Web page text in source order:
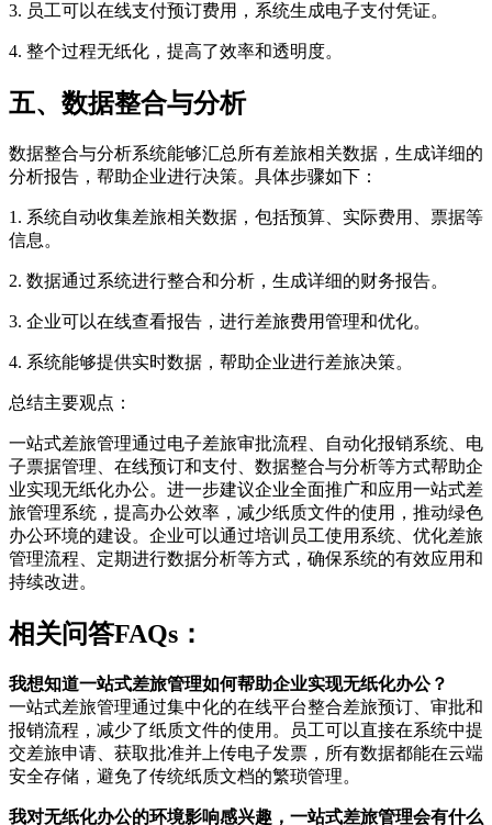
3. 员工可以在线支付预订费用，系统生成电子支付凭证。
4. 整个过程无纸化，提高了效率和透明度。
五、数据整合与分析
数据整合与分析系统能够汇总所有差旅相关数据，生成详细的
分析报告，帮助企业进行决策。具体步骤如下：
1. 系统自动收集差旅相关数据，包括预算、实际费用、票据等
信息。
2. 数据通过系统进行整合和分析，生成详细的财务报告。
3. 企业可以在线查看报告，进行差旅费用管理和优化。
4. 系统能够提供实时数据，帮助企业进行差旅决策。
总结主要观点：
一站式差旅管理通过电子差旅审批流程、自动化报销系统、电
子票据管理、在线预订和支付、数据整合与分析等方式帮助企
业实现无纸化办公。进一步建议企业全面推广和应用一站式差
旅管理系统，提高办公效率，减少纸质文件的使用，推动绿色
办公环境的建设。企业可以通过培训员工使用系统、优化差旅
管理流程、定期进行数据分析等方式，确保系统的有效应用和
持续改进。
相关问答FAQs：
我想知道一站式差旅管理如何帮助企业实现无纸化办公？
一站式差旅管理通过集中化的在线平台整合差旅预订、审批和
报销流程，减少了纸质文件的使用。员工可以直接在系统中提
交差旅申请、获取批准并上传电子发票，所有数据都能在云端
安全存储，避免了传统纸质文档的繁琐管理。
我对无纸化办公的环境影响感兴趣，一站式差旅管理会有什么